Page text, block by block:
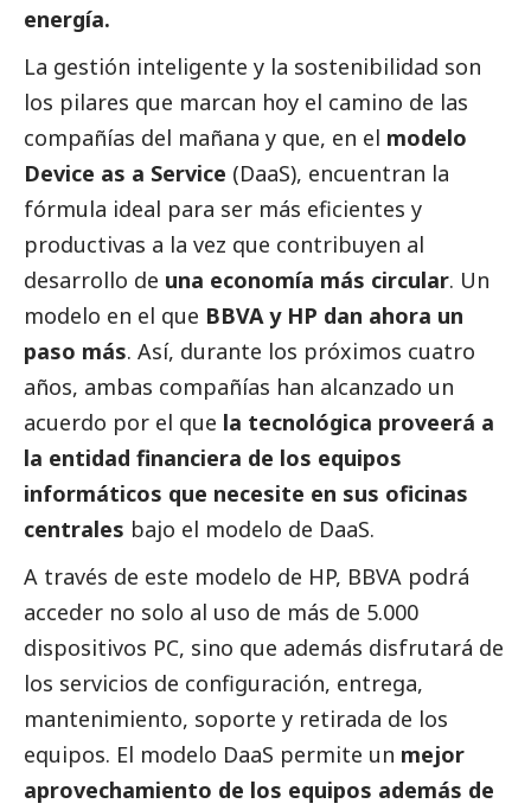
energía.
La gestión inteligente y la sostenibilidad son
los pilares que marcan hoy el camino de las
compañías del mañana y que, en el modelo
Device as a Service (DaaS), encuentran la
fórmula ideal para ser más eficientes y
productivas a la vez que contribuyen al
desarrollo de una economía más circular. Un
modelo en el que BBVA y HP dan ahora un
paso más. Así, durante los próximos cuatro
años, ambas compañías han alcanzado un
acuerdo por el que la tecnológica proveerá a
la entidad financiera de los equipos
informáticos que necesite en sus oficinas
centrales bajo el modelo de DaaS.
A través de este modelo de HP, BBVA podrá
acceder no solo al uso de más de 5.000
dispositivos PC, sino que además disfrutará de
los servicios de configuración, entrega,
mantenimiento, soporte y retirada de los
equipos. El modelo DaaS permite un mejor
aprovechamiento de los equipos además de